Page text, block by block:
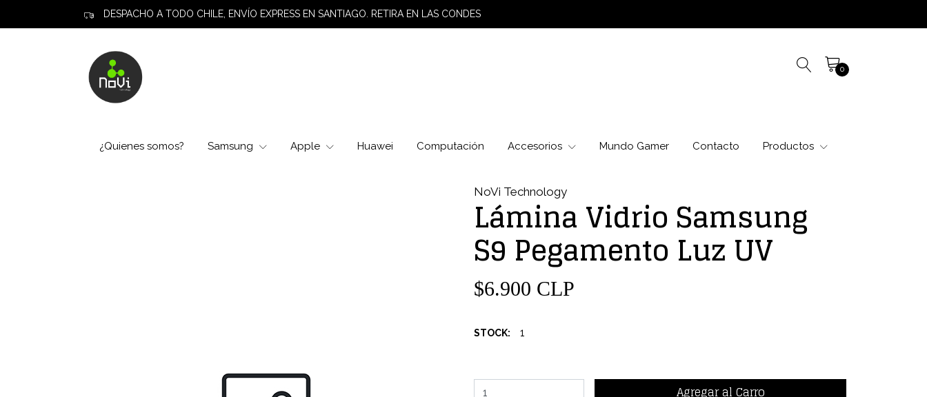
DESPACHO A TODO CHILE, ENVÍO EXPRESS EN SANTIAGO. RETIRA EN LAS CONDES
0
¿Quienes somos? Samsung Apple Huawei Computación Accesorios Mundo Gamer Contacto Productos
NoVi Technology
Lámina Vidrio Samsung
S9 Pegamento Luz UV
$6.900 CLP
STOCK: 1